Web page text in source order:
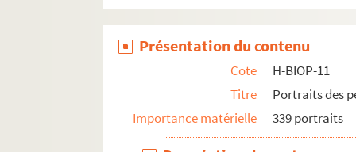
Présentation du contenu
Cote
H-BIOP-11
Titre
Portraits des
Importance matérielle
339 portraits